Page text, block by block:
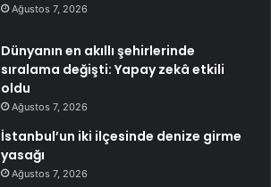
Ağustos 7, 2026
Dünyanın en akıllı şehirlerinde
sıralama değişti: Yapay zekâ etkili
oldu
Ağustos 7, 2026
İstanbul’un iki ilçesinde denize girme
yasağı
Ağustos 7, 2026